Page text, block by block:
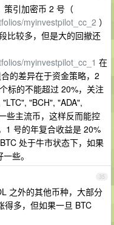
策引加密币 2 号（
myinvestpilot_cc_2 ）
比较多，但是大的回撤还
myinvestpilot_cc_1 在
的差异在于资金策略，2
标的不能超过 20%，关注
"BCH", "ADA",
些主流币，这样反而能控
1 号的年复合收益是 20%
处于牛市状态下，如果
些。
35
之外的其他币种，大部分
得多，但如果一旦 BTC